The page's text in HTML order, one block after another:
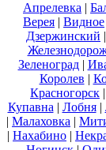
Апрелевка |
Верея | Видное
Дзержинский |
Зеленоград|
Королев |
Красногорск |
Купавна | Лобня|
| Малаховка |
| Нахабино |